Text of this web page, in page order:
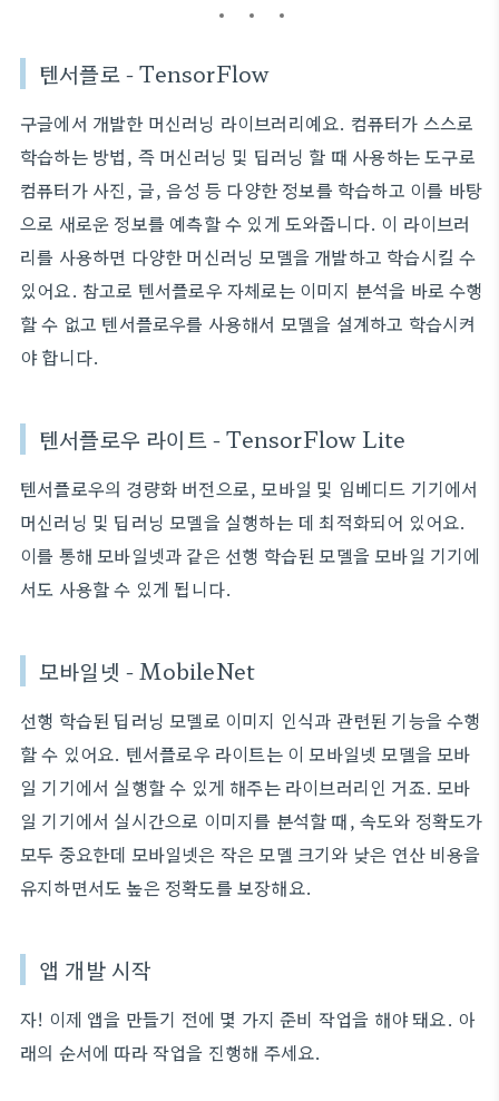
텐서플로 - TensorFlow
구글에서 개발한 머신러닝 라이브러리예요. 컴퓨터가 스스로
학습하는 방법, 즉 머신러닝 및 딥러닝 할 때 사용하는 도구로
컴퓨터가 사진, 글, 음성 등 다양한 정보를 학습하고 이를 바탕
으로 새로운 정보를 예측할 수 있게 도와줍니다. 이 라이브러
리를 사용하면 다양한 머신러닝 모델을 개발하고 학습시킬 수
있어요. 참고로 텐서플로우 자체로는 이미지 분석을 바로 수행
할 수 없고 텐서플로우를 사용해서 모델을 설계하고 학습시켜
야 합니다.
텐서플로우 라이트 - TensorFlow Lite
텐서플로우의 경량화 버전으로, 모바일 및 임베디드 기기에서
머신러닝 및 딥러닝 모델을 실행하는 데 최적화되어 있어요.
이를 통해 모바일넷과 같은 선행 학습된 모델을 모바일 기기에
서도 사용할 수 있게 됩니다.
모바일넷 - MobileNet
선행 학습된 딥러닝 모델로 이미지 인식과 관련된 기능을 수행
할 수 있어요. 텐서플로우 라이트는 이 모바일넷 모델을 모바
일 기기에서 실행할 수 있게 해주는 라이브러리인 거죠. 모바
일 기기에서 실시간으로 이미지를 분석할 때, 속도와 정확도가
모두 중요한데 모바일넷은 작은 모델 크기와 낮은 연산 비용을
유지하면서도 높은 정확도를 보장해요.
앱 개발 시작
자! 이제 앱을 만들기 전에 몇 가지 준비 작업을 해야 돼요. 아
래의 순서에 따라 작업을 진행해 주세요.